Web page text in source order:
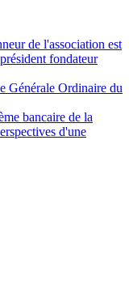
de l'association est
fondateur
Générale Ordinaire du
bancaire de la
d'une